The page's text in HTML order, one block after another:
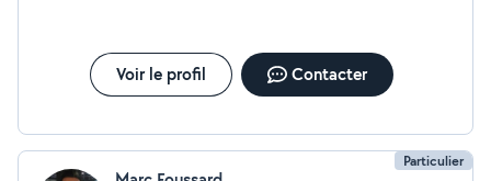
Voir le profil Contacter
Particulier